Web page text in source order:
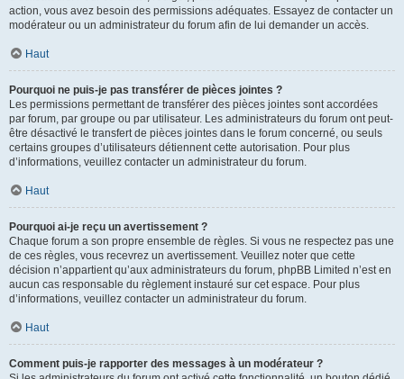
action, vous avez besoin des permissions adéquates. Essayez de contacter un
modérateur ou un administrateur du forum afin de lui demander un accès.
Haut
Pourquoi ne puis-je pas transférer de pièces jointes ?
Les permissions permettant de transférer des pièces jointes sont accordées
par forum, par groupe ou par utilisateur. Les administrateurs du forum ont peut-
être désactivé le transfert de pièces jointes dans le forum concerné, ou seuls
certains groupes d’utilisateurs détiennent cette autorisation. Pour plus
d’informations, veuillez contacter un administrateur du forum.
Haut
Pourquoi ai-je reçu un avertissement ?
Chaque forum a son propre ensemble de règles. Si vous ne respectez pas une
de ces règles, vous recevrez un avertissement. Veuillez noter que cette
décision n’appartient qu’aux administrateurs du forum, phpBB Limited n’est en
aucun cas responsable du règlement instauré sur cet espace. Pour plus
d’informations, veuillez contacter un administrateur du forum.
Haut
Comment puis-je rapporter des messages à un modérateur ?